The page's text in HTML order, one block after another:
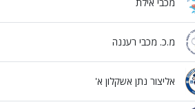
מ.כ. מכבי רעננה
אליצור נתן אשקלון א'